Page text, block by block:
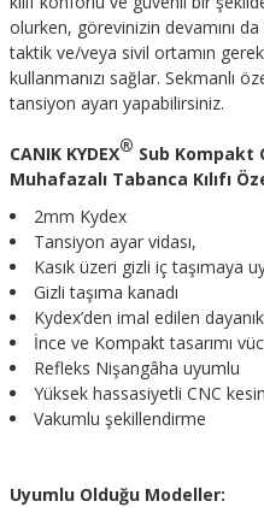
olurken, görevinizin devamını
taktik ve/veya sivil ortamın
kullanmanızı sağlar. Sekmanlı
tansiyon ayarı yapabilirsiniz.
CANIK KYDEX® Sub Kompakt
Muhafazalı Tabanca Kılıfı
2mm Kydex
Tansiyon ayar vidası,
Kasık üzeri gizli iç taşımaya
Gizli taşıma kanadı
Kydex’den imal edilen
İnce ve Kompakt tasarımı
Refleks Nişangâha uyumlu
Yüksek hassasiyetli CNC
Vakumlu şekillendirme
Uyumlu Olduğu Modeller: